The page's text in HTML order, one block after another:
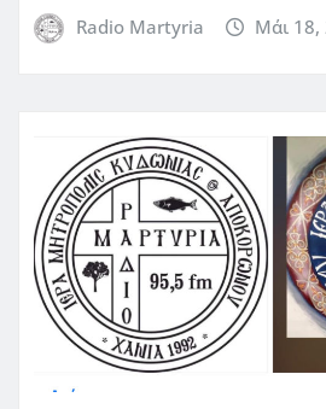
Radio Martyria Μάι 18,